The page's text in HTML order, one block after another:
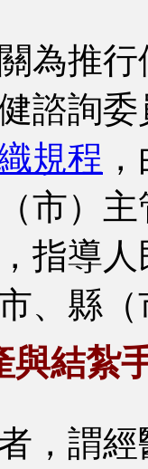
為推
諮詢
規程
市）
指導
、縣
與結紮
，謂